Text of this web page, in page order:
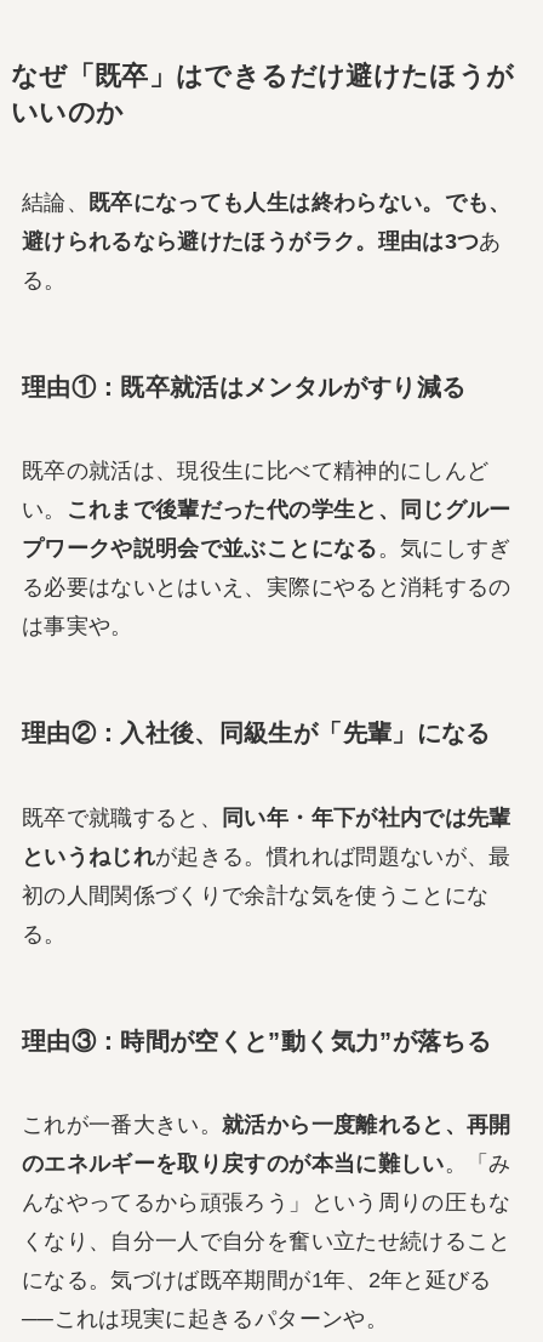
なぜ「既卒」はできるだけ避けたほうが
いいのか
結論、
既卒になっても人生は終わらない。でも、
避けられるなら避けたほうがラク。理由は3つあ
る。
理由①：既卒就活はメンタルがすり減る
既卒の就活は、現役生に比べて精神的にしんど
い。
これまで後輩だった代の学生と、同じグルー
プワークや説明会で並ぶことになる。気にしすぎ
る必要はないとはいえ、実際にやると消耗するの
は事実や。
理由②：入社後、同級生が「先輩」になる
既卒で就職すると、
同い年・年下が社内では先輩
というねじれが起きる。慣れれば問題ないが、最
初の人間関係づくりで余計な気を使うことにな
る。
理由③：時間が空くと”動く気力”が落ちる
これが一番大きい。就活から一度離れると、再開
のエネルギーを取り戻すのが本当に難しい。「み
んなやってるから頑張ろう」という周りの圧もな
くなり、自分一人で自分を奮い立たせ続けること
になる。気づけば既卒期間が1年、2年と延びる
──これは現実に起きるパターンや。